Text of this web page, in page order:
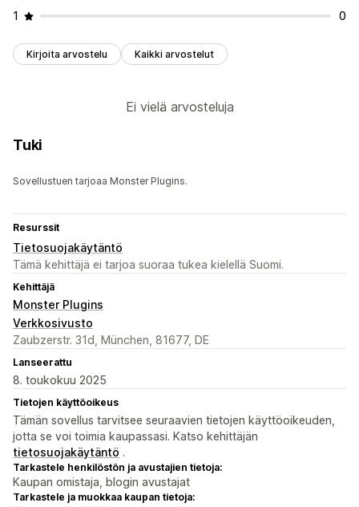
1
0
Kirjoita arvostelu Kaikki arvostelut
Ei vielä arvosteluja
Tuki
Sovellustuen tarjoaa Monster Plugins.
Resurssit
Tietosuojakäytäntö
Tämä kehittäjä ei tarjoa suoraa tukea kielellä Suomi.
Kehittäjä
Monster Plugins
Verkkosivusto
Zaubzerstr. 31d, München, 81677, DE
Lanseerattu
8. toukokuu 2025
Tietojen käyttöoikeus
Tämän sovellus tarvitsee seuraavien tietojen käyttöoikeuden,
jotta se voi toimia kaupassasi. Katso kehittäjän
tietosuojakäytäntö .
Tarkastele henkilöstön ja avustajien tietoja:
Kaupan omistaja, blogin avustajat
Tarkastele ja muokkaa kaupan tietoja: